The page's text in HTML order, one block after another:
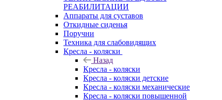
РЕАБИЛИТАЦИИ
Аппараты для суставов
Откидные сиденья
Поручни
Техника для слабовидящих
Кресла - коляски
Назад
Кресла - коляски
Кресла - коляски детские
Кресла - коляски механические
Кресла - коляски повышенной